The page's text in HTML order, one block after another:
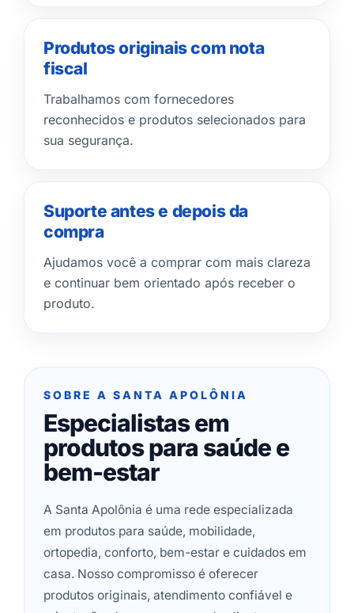
Produtos originais com nota
fiscal
Trabalhamos com fornecedores
reconhecidos e produtos selecionados para
sua segurança.
Suporte antes e depois da
compra
Ajudamos você a comprar com mais clareza
e continuar bem orientado após receber o
produto.
SOBRE A SANTA APOLÔNIA
Especialistas em
produtos para saúde e
bem-estar
A Santa Apolônia é uma rede especializada
em produtos para saúde, mobilidade,
ortopedia, conforto, bem-estar e cuidados em
casa. Nosso compromisso é oferecer
produtos originais, atendimento confiável e